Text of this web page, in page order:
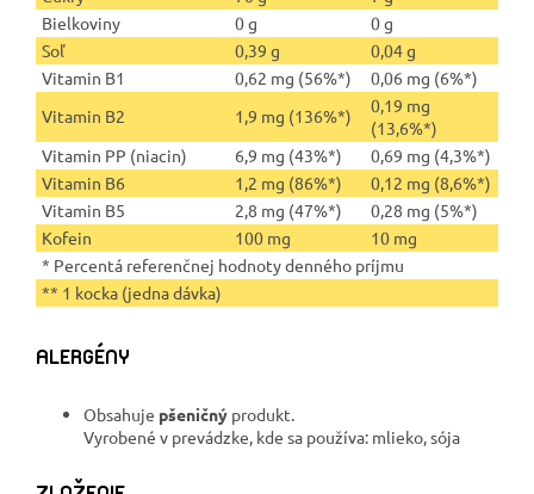
Bielkoviny
0 g
0 g
Soľ
0,39 g
0,04 g
Vitamin B1
0,62 mg (56%*)
0,06 mg (6%*)
Vitamin B2
1,9 mg (136%*)
0,19 mg
(13,6%*)
Vitamin PP (niacin)
6,9 mg (43%*)
0,69 mg (4,3%*)
Vitamin B6
1,2 mg (86%*)
0,12 mg (8,6%*)
Vitamin B5
2,8 mg (47%*)
0,28 mg (5%*)
Kofein
100 mg
10 mg
* Percentá referenčnej hodnoty denného príjmu
** 1 kocka (jedna dávka)
ALERGÉNY
Obsahuje pšeničný produkt.
Vyrobené v prevádzke, kde sa používa: mlieko, sója